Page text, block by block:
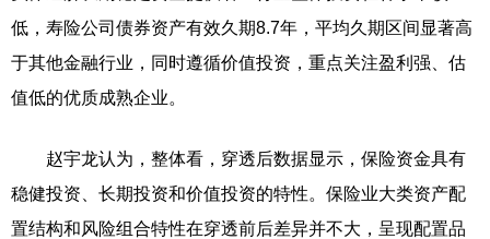
低，寿险公司债券资产有效久期8.7年，平均久期区间显著高
于其他金融行业，同时遵循价值投资，重点关注盈利强、估
值低的优质成熟企业。
赵宇龙认为，整体看，穿透后数据显示，保险资金具有
稳健投资、长期投资和价值投资的特性。保险业大类资产配
置结构和风险组合特性在穿透前后差异并不大，呈现配置品